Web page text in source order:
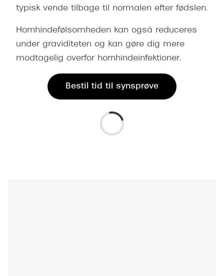
typisk vende tilbage til normalen efter fødslen.
Hornhindefølsomheden kan også reduceres
under graviditeten og kan gøre dig mere
modtagelig overfor hornhindeinfektioner.
Bestil tid til synsprøve